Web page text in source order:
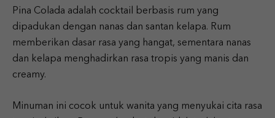
Pina Colada adalah cocktail berbasis rum yang
dipadukan dengan nanas dan santan kelapa. Rum
memberikan dasar rasa yang hangat, sementara nanas
dan kelapa menghadirkan rasa tropis yang manis dan
creamy.
Minuman ini cocok untuk wanita yang menyukai cita rasa